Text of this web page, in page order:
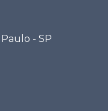
Paulo - SP